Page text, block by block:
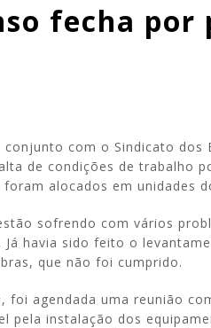
fecha por
com o Sindicato
de condições de trabalho
alocados em unidades
sofrendo com vários
havia sido feito o
que não foi cumprido.
agendada uma reunião
pela instalação dos
com o Sesi
e